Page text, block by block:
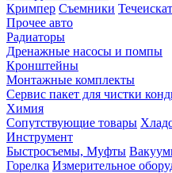
Кримпер Съемники
Прочее авто
Радиаторы
Дренажные насосы и помпы
Кронштейны
Монтажные комплекты
Сервис пакет для чистки
Химия
Сопутствующие товары
Инструмент
Быстросъемы, Муфты
Горелка Измерительное